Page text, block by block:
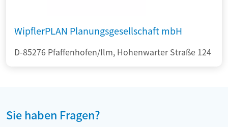
WipflerPLAN Planungsgesellschaft mbH
D-85276 Pfaffenhofen/Ilm, Hohenwarter Straße 124
Sie haben Fragen?